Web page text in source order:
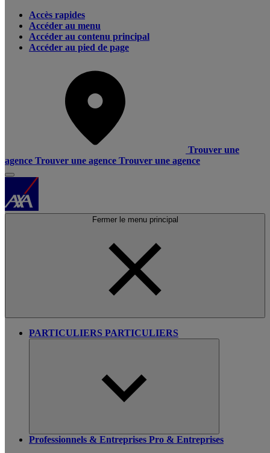
Accès rapides
Accéder au menu
Accéder au contenu principal
Accéder au pied de page
Trouver une
agence Trouver une agence Trouver une agence
Fermer le menu principal
PARTICULIERS PARTICULIERS
Professionnels & Entreprises Pro & Entreprises